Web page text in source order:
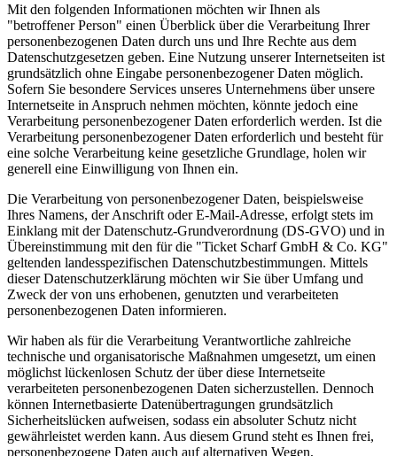
Mit den folgenden Informationen möchten wir Ihnen als
"betroffener Person" einen Überblick über die Verarbeitung Ihrer
personenbezogenen Daten durch uns und Ihre Rechte aus dem
Datenschutzgesetzen geben. Eine Nutzung unserer Internetseiten ist
grundsätzlich ohne Eingabe personenbezogener Daten möglich.
Sofern Sie besondere Services unseres Unternehmens über unsere
Internetseite in Anspruch nehmen möchten, könnte jedoch eine
Verarbeitung personenbezogener Daten erforderlich werden. Ist die
Verarbeitung personenbezogener Daten erforderlich und besteht für
eine solche Verarbeitung keine gesetzliche Grundlage, holen wir
generell eine Einwilligung von Ihnen ein.
Die Verarbeitung von personenbezogener Daten, beispielsweise
Ihres Namens, der Anschrift oder E-Mail-Adresse, erfolgt stets im
Einklang mit der Datenschutz-Grundverordnung (DS-GVO) und in
Übereinstimmung mit den für die "Ticket Scharf GmbH & Co. KG"
geltenden landesspezifischen Datenschutzbestimmungen. Mittels
dieser Datenschutzerklärung möchten wir Sie über Umfang und
Zweck der von uns erhobenen, genutzten und verarbeiteten
personenbezogenen Daten informieren.
Wir haben als für die Verarbeitung Verantwortliche zahlreiche
technische und organisatorische Maßnahmen umgesetzt, um einen
möglichst lückenlosen Schutz der über diese Internetseite
verarbeiteten personenbezogenen Daten sicherzustellen. Dennoch
können Internetbasierte Datenübertragungen grundsätzlich
Sicherheitslücken aufweisen, sodass ein absoluter Schutz nicht
gewährleistet werden kann. Aus diesem Grund steht es Ihnen frei,
personenbezogene Daten auch auf alternativen Wegen,